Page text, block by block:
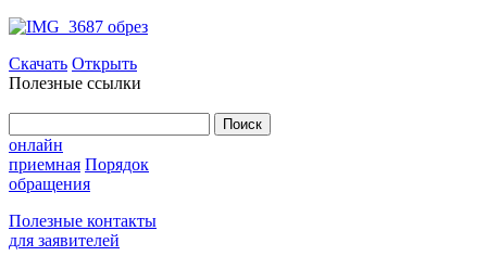
Скачать Открыть
Полезные ссылки
онлайн
приемная Порядок
обращения
Полезные контакты
для заявителей